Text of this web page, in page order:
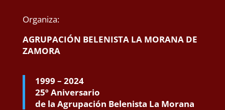
Organiza:
AGRUPACIÓN BELENISTA LA MORANA DE
ZAMORA
1999 – 2024
25º Aniversario
de la Agrupación Belenista La Morana